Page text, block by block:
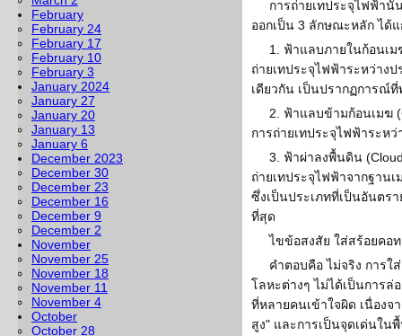
February
February 24
February 17
February 10
February 3
January 2024
January 27
January 20
January 13
January 6
December 2023
December 30
December 23
December 16
December 9
December 2
November
November 25
November 18
November 11
November 4
October
October 28
การถ่ายเทประจุไฟฟ้า
ออกเป็น 3 ลักษณะหลัก ได้แ
1. ฟ้าแลบภายในก้อนเม
ถ่ายเทประจุไฟฟ้าระหว่าง
เดียวกัน เป็นปรากฏการณ์
2. ฟ้าแลบข้ามก้อนเมฆ
การถ่ายเทประจุไฟฟ้าระห
3. ฟ้าผ่าลงพื้นดิน
ถ่ายเทประจุไฟฟ้าจากฐาน
ซึ่งเป็นประเภทที่เป็นอันตร
ที่สุด
ไขข้อสงสัย ใส่สร้อยคอ
คำตอบคือ ไม่จริง การใ
โลหะต่างๆ ไม่ได้เป็นการล่
ที่หลายคนเข้าใจผิด เนื่องจ
สูง" และการเป็นจุดเด่นใน